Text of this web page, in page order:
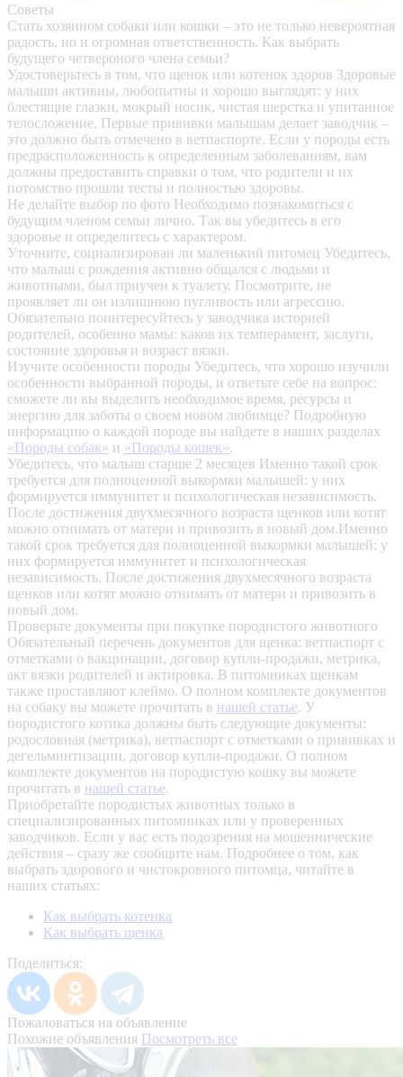
Советы
Стать хозяином собаки или кошки – это не только невероятная
радость, но и огромная ответственность. Как выбрать
будущего четвероного члена семьи?
Удостоверьтесь в том, что щенок или котенок здоров Здоровые
малыши активны, любопытны и хорошо выглядят: у них
блестящие глазки, мокрый носик, чистая шерстка и упитанное
телосложение. Первые прививки малышам делает заводчик –
это должно быть отмечено в ветпаспорте. Если у породы есть
предрасположенность к определенным заболеваниям, вам
должны предоставить справки о том, что родители и их
потомство прошли тесты и полностью здоровы.
Не делайте выбор по фото Необходимо познакомиться с
будущим членом семьи лично. Так вы убедитесь в его
здоровье и определитесь с характером.
Уточните, социализирован ли маленький питомец Убедитесь,
что малыш с рождения активно общался с людьми и
животными, был приучен к туалету. Посмотрите, не
проявляет ли он излишнюю пугливость или агрессию.
Обязательно поинтересуйтесь у заводчика историей
родителей, особенно мамы: каков их темперамент, заслуги,
состояние здоровья и возраст вязки.
Изучите особенности породы Убедитесь, что хорошо изучили
особенности выбранной породы, и ответьте себе на вопрос:
сможете ли вы выделить необходимое время, ресурсы и
энергию для заботы о своем новом любимце? Подробную
информацию о каждой породе вы найдете в наших разделах
«Породы собак» и «Породы кошек».
Убедитесь, что малыш старше 2 месяцев Именно такой срок
требуется для полноценной выкормки малышей: у них
формируется иммунитет и психологическая независимость.
После достижения двухмесячного возраста щенков или котят
можно отнимать от матери и привозить в новый дом.Именно
такой срок требуется для полноценной выкормки малышей: у
них формируется иммунитет и психологическая
независимость. После достижения двухмесячного возраста
щенков или котят можно отнимать от матери и привозить в
новый дом.
Проверьте документы при покупке породистого животного
Обязательный перечень документов для щенка: ветпаспорт с
отметками о вакцинации, договор купли-продажи, метрика,
акт вязки родителей и актировка. В питомниках щенкам
также проставляют клеймо. О полном комплекте документов
на собаку вы можете прочитать в нашей статье. У
породистого котика должны быть следующие документы:
родословная (метрика), ветпаспорт с отметками о прививках и
дегельминтизации, договор купли-продажи. О полном
комплекте документов на породистую кошку вы можете
прочитать в нашей статье.
Приобретайте породистых животных только в
специализированных питомниках или у проверенных
заводчиков. Если у вас есть подозрения на мошеннические
действия – сразу же сообщите нам. Подробнее о том, как
выбрать здорового и чистокровного питомца, читайте в
наших статьях:
Как выбрать котенка
Как выбрать щенка
Поделиться:
Пожаловаться на объявление
Похожие объявления Посмотреть все